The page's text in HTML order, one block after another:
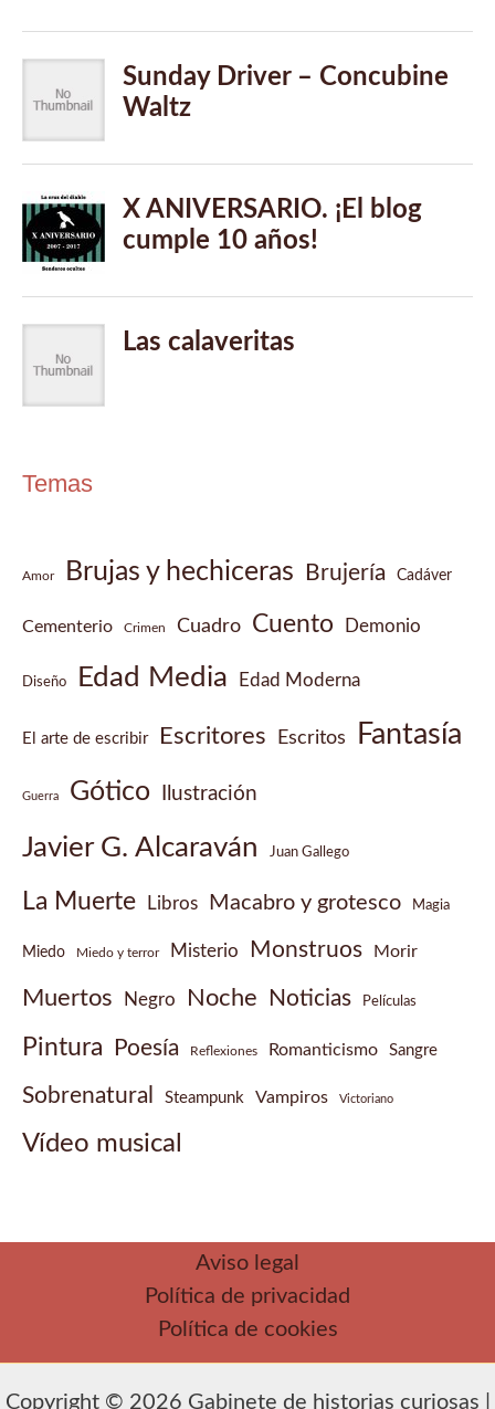
Temas
Amor Brujas y hechiceras Brujería Cadáver
Cementerio Crimen Cuadro Cuento Demonio
Diseño Edad Media Edad Moderna
El arte de escribir Escritores Escritos Fantasía
Guerra Gótico Ilustración
Javier G. Alcaraván Juan Gallego
La Muerte Libros Macabro y grotesco Magia
Miedo Miedo y terror Misterio Monstruos Morir
Muertos Negro Noche Noticias Películas
Pintura Poesía Reflexiones Romanticismo Sangre
Sobrenatural Steampunk Vampiros Victoriano
Vídeo musical
Aviso legal
Política de privacidad
Política de cookies
Copyright © 2026 Gabinete de historias curiosas |